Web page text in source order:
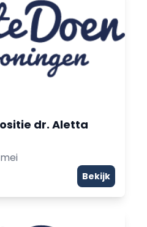
dr. Aletta
Bekijk